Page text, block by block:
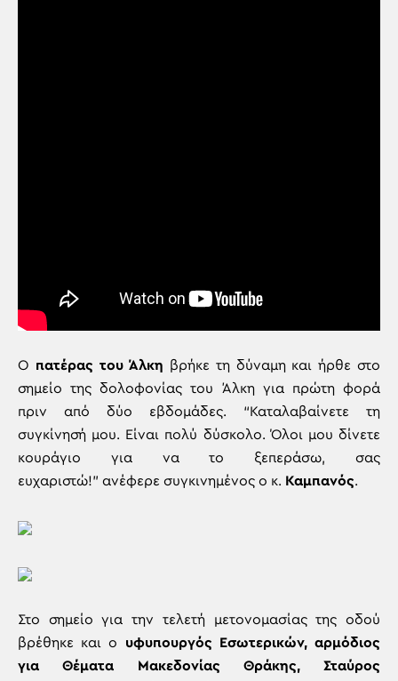
Ο πατέρας του Άλκη βρήκε τη δύναμη και ήρθε στο
σημείο της δολοφονίας του Άλκη για πρώτη φορά
πριν από δύο εβδομάδες. “Καταλαβαίνετε τη
συγκίνησή μου. Είναι πολύ δύσκολο. Όλοι μου δίνετε
κουράγιο για να το ξεπεράσω, σας
ευχαριστώ!” ανέφερε συγκινημένος ο κ. Καμπανός.
Στο σημείο για την τελετή μετονομασίας της οδού
βρέθηκε και ο υφυπουργός Εσωτερικών, αρμόδιος
για Θέματα Μακεδονίας Θράκης, Σταύρος